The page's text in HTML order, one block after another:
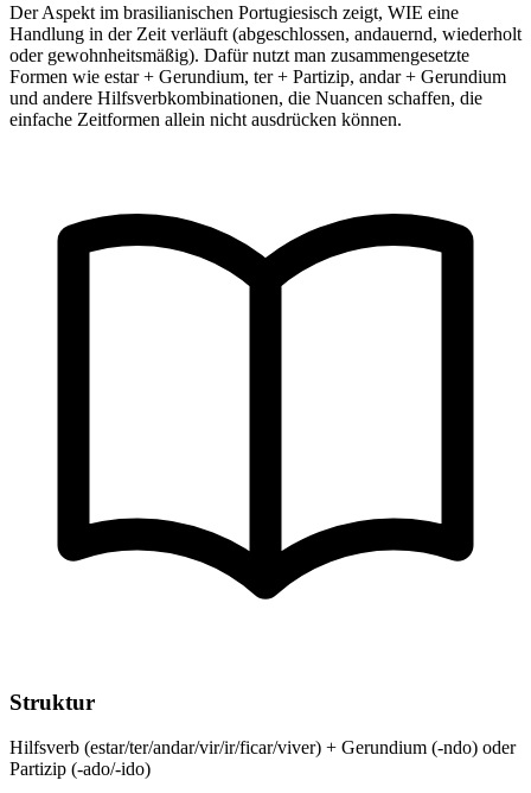
Der Aspekt im brasilianischen Portugiesisch zeigt, WIE eine
Handlung in der Zeit verläuft (abgeschlossen, andauernd, wiederholt
oder gewohnheitsmäßig). Dafür nutzt man zusammengesetzte
Formen wie estar + Gerundium, ter + Partizip, andar + Gerundium
und andere Hilfsverbkombinationen, die Nuancen schaffen, die
einfache Zeitformen allein nicht ausdrücken können.
Struktur
Hilfsverb (estar/ter/andar/vir/ir/ficar/viver) + Gerundium (-ndo) oder
Partizip (-ado/-ido)